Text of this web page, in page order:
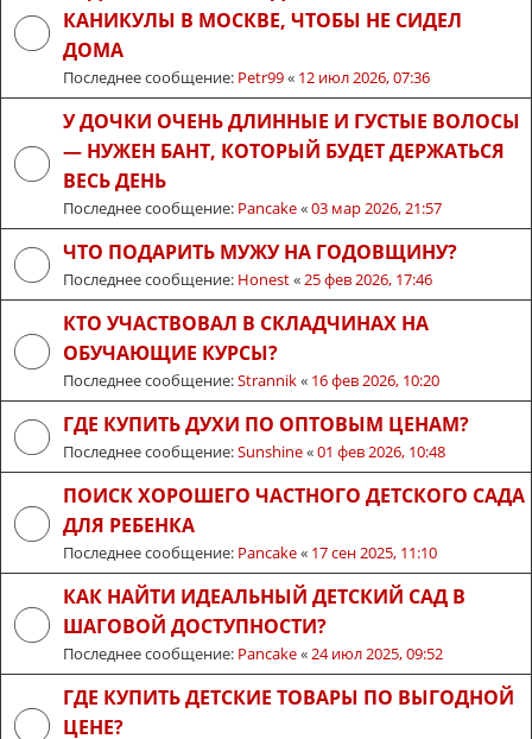
КАНИКУЛЫ В МОСКВЕ, ЧТОБЫ НЕ СИДЕЛ
ДОМА
Последнее сообщение: Petr99« 12 июл 2026, 07:36
У ДОЧКИ ОЧЕНЬ ДЛИННЫЕ И ГУСТЫЕ ВОЛОСЫ
— НУЖЕН БАНТ, КОТОРЫЙ БУДЕТ ДЕРЖАТЬСЯ
ВЕСЬ ДЕНЬ
Последнее сообщение: Pancake«03 мар 2026, 21:57
ЧТО ПОДАРИТЬ МУЖУ НА ГОДОВЩИНУ?
Последнее сообщение: Honest« 25 фев 2026, 17:46
КТО УЧАСТВОВАЛ В СКЛАДЧИНАХ НА
ОБУЧАЮЩИЕ КУРСЫ?
Последнее сообщение:Strannik« 16 фев 2026, 10:20
ГДЕ КУПИТЬ ДУХИ ПО ОПТОВЫМ ЦЕНАМ?
Последнее сообщение:Sunshine«01 фев 2026, 10:48
ПОИСК ХОРОШЕГО ЧАСТНОГО ДЕТСКОГО САДА
ДЛЯ РЕБЕНКА
Последнее сообщение: Pancake« 17 сен 2025, 11:10
КАК НАЙТИ ИДЕАЛЬНЫЙ ДЕТСКИЙ САД В
ШАГОВОЙ ДОСТУПНОСТИ?
Последнее сообщение: Pancake« 24 июл 2025, 09:52
ГДЕ КУПИТЬ ДЕТСКИЕ ТОВАРЫ ПО ВЫГОДНОЙ
ЦЕНЕ?